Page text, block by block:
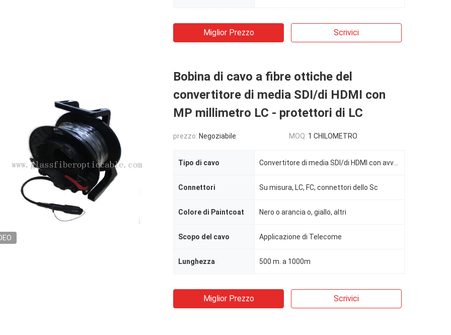
Miglior Prezzo Scrivici
Bobina di cavo a fibre ottiche del
convertitore di media SDI/di HDMI con
MP millimetro LC - protettori di LC
prezzo: Negoziabile MOQ: 1 CHILOMETRO
Tipo di cavo
Connettori Su misura, LC, FC, connettori dello Sc
Colore di Paintcoat Nero o arancia o, giallo, altri
Scopo del cavo Applicazione di Telecome
Lunghezza 500 m. a 1000m
Miglior Prezzo Scrivici